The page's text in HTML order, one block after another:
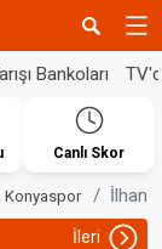
Bankoları
Canlı Skor
Konyaspor İlhan
İleri